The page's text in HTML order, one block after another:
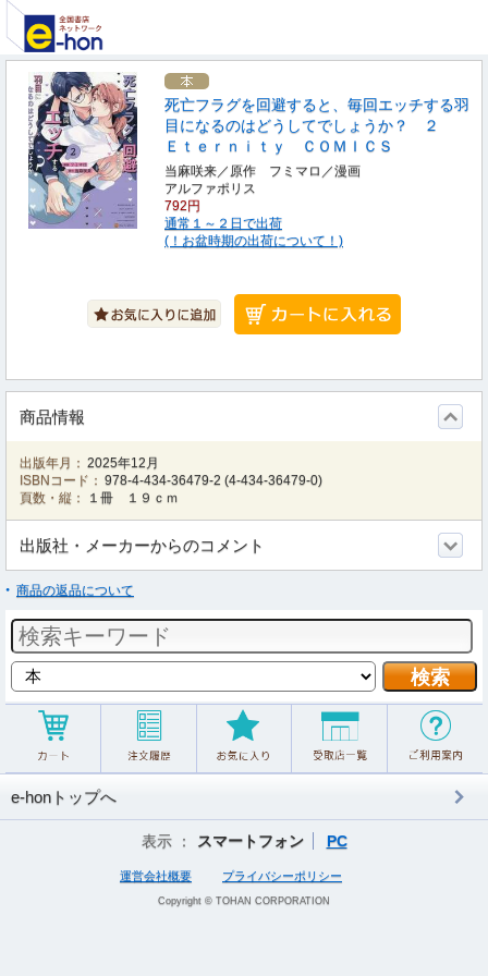
死亡フラグを回避すると、毎回エッチする羽
目になるのはどうしてでしょうか？ ２
Ｅｔｅｒｎｉｔｙ ＣＯＭＩＣＳ
当麻咲来／原作 フミマロ／漫画
アルファポリス
792円
通常１～２日で出荷
(！お盆時期の出荷について！)
商品情報
出版年月： 2025年12月
ISBNコード： 978-4-434-36479-2 (4-434-36479-0)
頁数・縦：
１冊 １９ｃｍ
出版社・メーカーからのコメント
商品の返品について
e-honトップへ
表示 ： スマートフォン PC
運営会社概要 プライバシーポリシー
Copyright © TOHAN CORPORATION